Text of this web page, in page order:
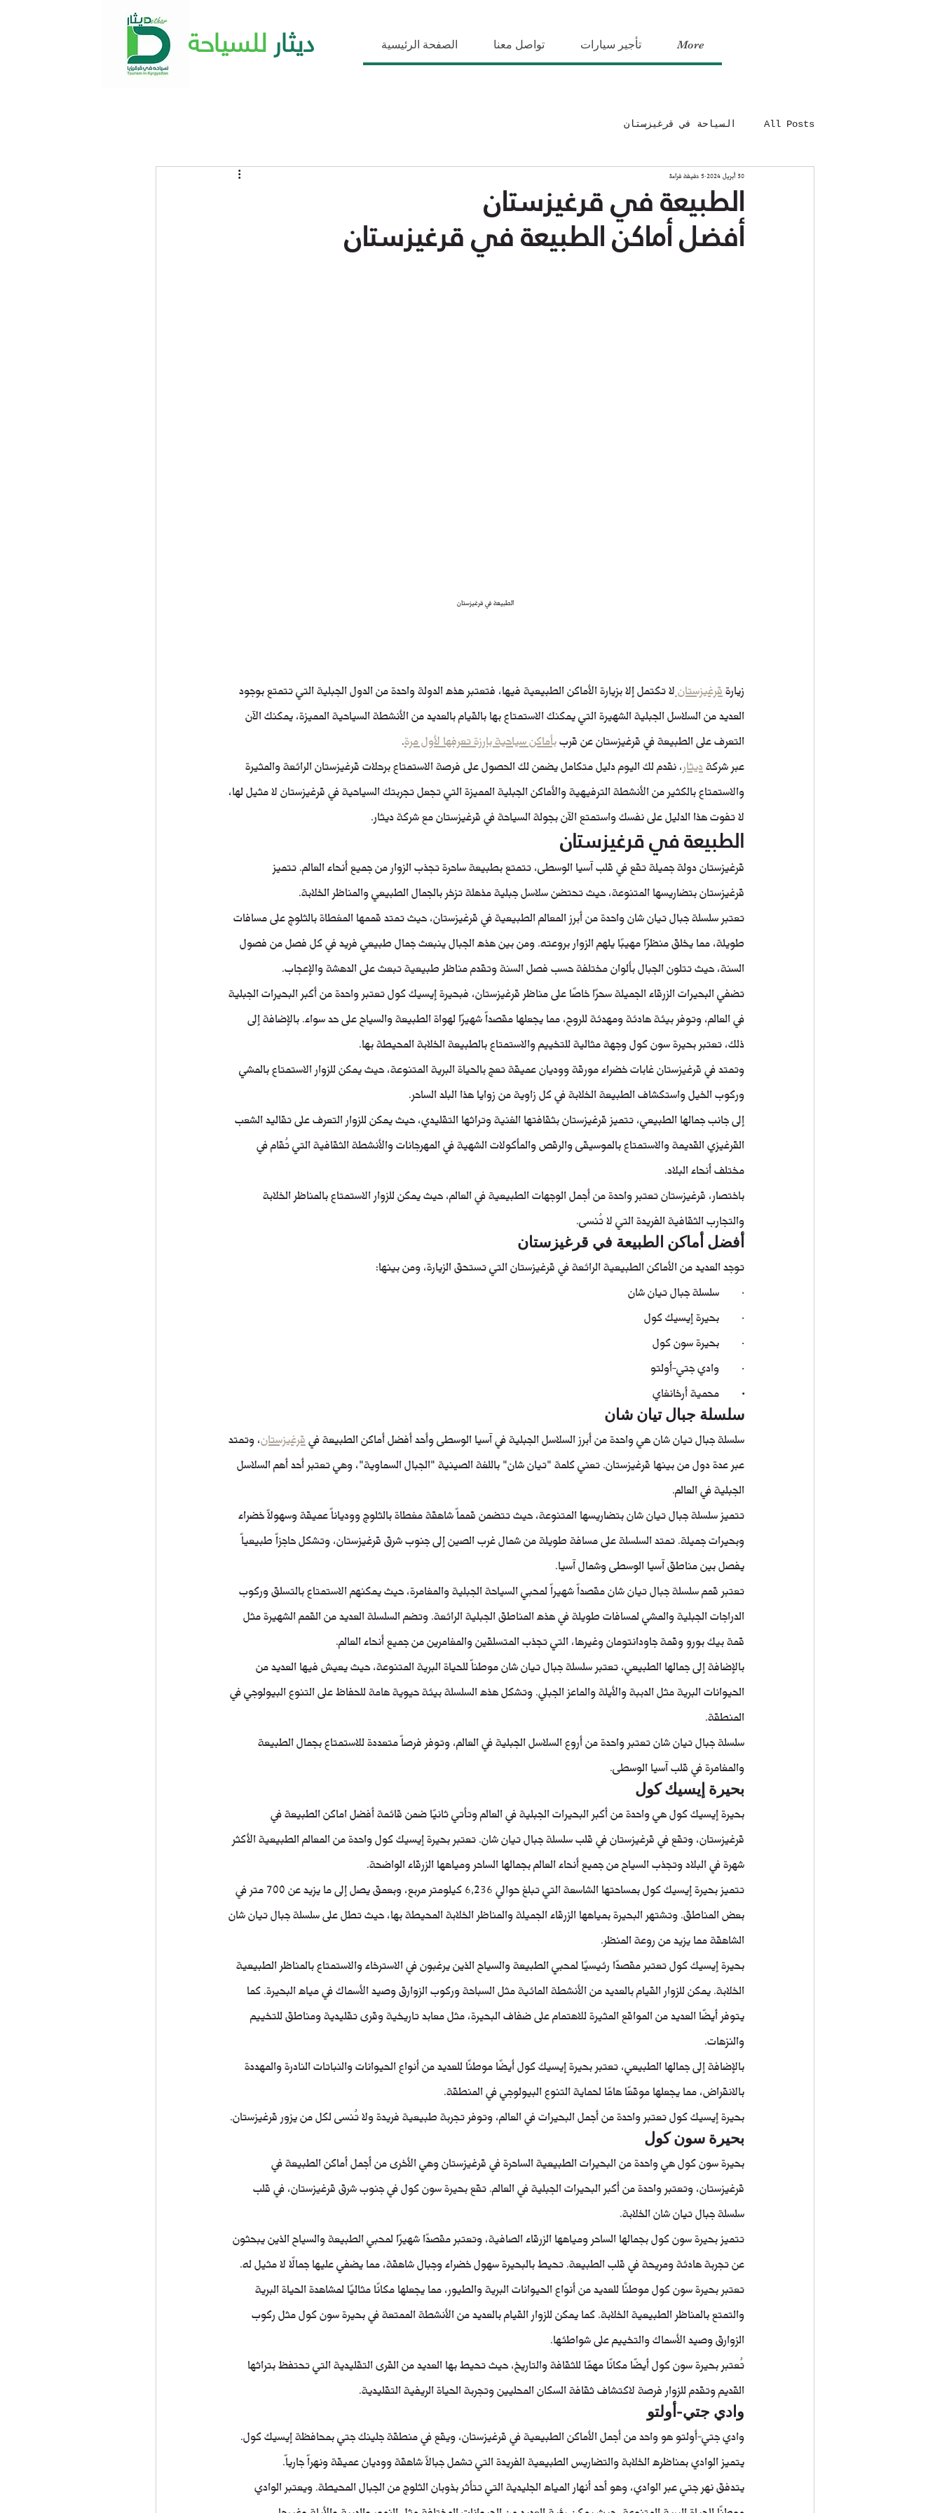
ديثار للسياحة الصفحة الرئيسية تواصل معنا تأجير سيارات More
All Posts السياحة في قرغيزستان
الطبيعة في قرغيزستان
30 أبريل 2024 5 دقيقة قراءة
أفضل أماكن الطبيعة في قرغيزستان
الطبيعة في قرغيزستان
زيارة قرغيزستان لا تكتمل إلا بزيارة الأماكن الطبيعية فيها، فتعتبر هذه الدولة واحدة من الدول الجبلية التي تتمتع بوجود
العديد من السلاسل الجبلية الشهيرة التي يمكنك الاستمتاع بها بالقيام بالعديد من الأنشطة السياحية المميزة، يمكنك الآن
التعرف على الطبيعة في قرغيزستان عن قرب بأماكن سياحية بارزة تعرفها لأول مرة.
عبر شركة ديثار، نقدم لك اليوم دليل متكامل يضمن لك الحصول على فرصة الاستمتاع برحلات قرغيزستان الرائعة والمثيرة
والاستمتاع بالكثير من الأنشطة الترفيهية والأماكن الجبلية المميزة التي تجعل تجربتك السياحية في قرغيزستان لا مثيل لها،
لا تفوت هذا الدليل على نفسك واستمتع الآن بجولة السياحة في قرغيزستان مع شركة ديثار.
الطبيعة في قرغيزستان
قرغيزستان دولة جميلة تقع في قلب آسيا الوسطى، تتمتع بطبيعة ساحرة تجذب الزوار من جميع أنحاء العالم. تتميز
قرغيزستان بتضاريسها المتنوعة، حيث تحتضن سلاسل جبلية مذهلة تزخر بالجمال الطبيعي والمناظر الخلابة.
تعتبر سلسلة جبال تيان شان واحدة من أبرز المعالم الطبيعية في قرغيزستان، حيث تمتد قممها المغطاة بالثلوج على مسافات
طويلة، مما يخلق منظرًا مهيبًا يلهم الزوار بروعته. ومن بين هذه الجبال ينبعث جمال طبيعي فريد في كل فصل من فصول
السنة، حيث تتلون الجبال بألوان مختلفة حسب فصل السنة وتقدم مناظر طبيعية تبعث على الدهشة والإعجاب.
تضفي البحيرات الزرقاء الجميلة سحرًا خاصًا على مناظر قرغيزستان، فبحيرة إيسيك كول تعتبر واحدة من أكبر البحيرات الجبلية
في العالم، وتوفر بيئة هادئة ومهدئة للروح، مما يجعلها مقصداً شهيرًا لهواة الطبيعة والسياح على حد سواء. بالإضافة إلى
ذلك، تعتبر بحيرة سون كول وجهة مثالية للتخييم والاستمتاع بالطبيعة الخلابة المحيطة بها.
وتمتد في قرغيزستان غابات خضراء مورقة ووديان عميقة تعج بالحياة البرية المتنوعة، حيث يمكن للزوار الاستمتاع بالمشي
وركوب الخيل واستكشاف الطبيعة الخلابة في كل زاوية من زوايا هذا البلد الساحر.
إلى جانب جمالها الطبيعي، تتميز قرغيزستان بثقافتها الغنية وتراثها التقليدي، حيث يمكن للزوار التعرف على تقاليد الشعب
القرغيزي القديمة والاستمتاع بالموسيقى والرقص والمأكولات الشهية في المهرجانات والأنشطة الثقافية التي تُقام في
مختلف أنحاء البلاد.
باختصار، قرغيزستان تعتبر واحدة من أجمل الوجهات الطبيعية في العالم، حيث يمكن للزوار الاستمتاع بالمناظر الخلابة
والتجارب الثقافية الفريدة التي لا تُنسى.
أفضل أماكن الطبيعة في قرغيزستان
توجد العديد من الأماكن الطبيعية الرائعة في قرغيزستان التي تستحق الزيارة، ومن بينها:
·        سلسلة جبال تيان شان
·        بحيرة إيسيك كول
·        بحيرة سون كول
·        وادي جتي-أولتو
· محمية أرخانغاي
سلسلة جبال تيان شان
سلسلة جبال تيان شان هي واحدة من أبرز السلاسل الجبلية في آسيا الوسطى وأحد أفضل أماكن الطبيعة في قرغيزستان، وتمتد
عبر عدة دول من بينها قرغيزستان. تعني كلمة "تيان شان" باللغة الصينية "الجبال السماوية"، وهي تعتبر أحد أهم السلاسل
الجبلية في العالم.
تتميز سلسلة جبال تيان شان بتضاريسها المتنوعة، حيث تتضمن قمماً شاهقة مغطاة بالثلوج وودياناً عميقة وسهولاً خضراء
وبحيرات جميلة. تمتد السلسلة على مسافة طويلة من شمال غرب الصين إلى جنوب شرق قرغيزستان، وتشكل حاجزاً طبيعياً
يفصل بين مناطق آسيا الوسطى وشمال آسيا.
تعتبر قمم سلسلة جبال تيان شان مقصداً شهيراً لمحبي السياحة الجبلية والمغامرة، حيث يمكنهم الاستمتاع بالتسلق وركوب
الدراجات الجبلية والمشي لمسافات طويلة في هذه المناطق الجبلية الرائعة. وتضم السلسلة العديد من القمم الشهيرة مثل
قمة بيك بورو وقمة جاودانتومان وغيرها، التي تجذب المتسلقين والمغامرين من جميع أنحاء العالم.
بالإضافة إلى جمالها الطبيعي، تعتبر سلسلة جبال تيان شان موطناً للحياة البرية المتنوعة، حيث يعيش فيها العديد من
الحيوانات البرية مثل الدببة والأيلة والماعز الجبلي. وتشكل هذه السلسلة بيئة حيوية هامة للحفاظ على التنوع البيولوجي في
المنطقة.
سلسلة جبال تيان شان تعتبر واحدة من أروع السلاسل الجبلية في العالم، وتوفر فرصاً متعددة للاستمتاع بجمال الطبيعة
والمغامرة في قلب آسيا الوسطى.
بحيرة إيسيك كول
بحيرة إيسيك كول هي واحدة من أكبر البحيرات الجبلية في العالم وتأتي ثانيًا ضمن قائمة أفضل اماكن الطبيعة في
قرغيزستان، وتقع في قرغيزستان في قلب سلسلة جبال تيان شان. تعتبر بحيرة إيسيك كول واحدة من المعالم الطبيعية الأكثر
شهرة في البلاد وتجذب السياح من جميع أنحاء العالم بجمالها الساحر ومياهها الزرقاء الواضحة.
تتميز بحيرة إيسيك كول بمساحتها الشاسعة التي تبلغ حوالي 6,236 كيلومتر مربع، وبعمق يصل إلى ما يزيد عن 700 متر في
بعض المناطق. وتشتهر البحيرة بمياهها الزرقاء الجميلة والمناظر الخلابة المحيطة بها، حيث تطل على سلسلة جبال تيان شان
الشاهقة مما يزيد من روعة المنظر.
بحيرة إيسيك كول تعتبر مقصدًا رئيسيًا لمحبي الطبيعة والسياح الذين يرغبون في الاسترخاء والاستمتاع بالمناظر الطبيعية
الخلابة. يمكن للزوار القيام بالعديد من الأنشطة المائية مثل السباحة وركوب الزوارق وصيد الأسماك في مياه البحيرة. كما
يتوفر أيضًا العديد من المواقع المثيرة للاهتمام على ضفاف البحيرة، مثل معابد تاريخية وقرى تقليدية ومناطق للتخييم
والنزهات.
بالإضافة إلى جمالها الطبيعي، تعتبر بحيرة إيسيك كول أيضًا موطنًا للعديد من أنواع الحيوانات والنباتات النادرة والمهددة
بالانقراض، مما يجعلها موقعًا هامًا لحماية التنوع البيولوجي في المنطقة.
بحيرة إيسيك كول تعتبر واحدة من أجمل البحيرات في العالم، وتوفر تجربة طبيعية فريدة ولا تُنسى لكل من يزور قرغيزستان.
بحيرة سون كول
بحيرة سون كول هي واحدة من البحيرات الطبيعية الساحرة في قرغيزستان وهي الأخرى من أجمل أماكن الطبيعة في
قرغيزستان، وتعتبر واحدة من أكبر البحيرات الجبلية في العالم. تقع بحيرة سون كول في جنوب شرق قرغيزستان، في قلب
سلسلة جبال تيان شان الخلابة.
تتميز بحيرة سون كول بجمالها الساحر ومياهها الزرقاء الصافية، وتعتبر مقصدًا شهيرًا لمحبي الطبيعة والسياح الذين يبحثون
عن تجربة هادئة ومريحة في قلب الطبيعة. تحيط بالبحيرة سهول خضراء وجبال شاهقة، مما يضفي عليها جمالًا لا مثيل له.
تعتبر بحيرة سون كول موطنًا للعديد من أنواع الحيوانات البرية والطيور، مما يجعلها مكانًا مثاليًا لمشاهدة الحياة البرية
والتمتع بالمناظر الطبيعية الخلابة. كما يمكن للزوار القيام بالعديد من الأنشطة الممتعة في بحيرة سون كول مثل ركوب
الزوارق وصيد الأسماك والتخييم على شواطئها.
تُعتبر بحيرة سون كول أيضًا مكانًا مهمًا للثقافة والتاريخ، حيث تحيط بها العديد من القرى التقليدية التي تحتفظ بتراثها
القديم وتقدم للزوار فرصة لاكتشاف ثقافة السكان المحليين وتجربة الحياة الريفية التقليدية.
وادي جتي-أولتو
وادي جتي-أولتو هو واحد من أجمل الأماكن الطبيعية في قرغيزستان، ويقع في منطقة جلينك جتي بمحافظة إيسيك كول.
يتميز الوادي بمناظره الخلابة والتضاريس الطبيعية الفريدة التي تشمل جبالاً شاهقة ووديان عميقة ونهراً جارياً.
يتدفق نهر جتي عبر الوادي، وهو أحد أنهار المياه الجليدية التي تتأثر بذوبان الثلوج من الجبال المحيطة. ويعتبر الوادي